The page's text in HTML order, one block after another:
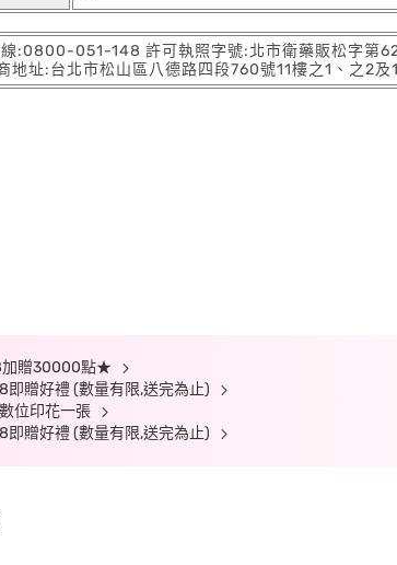
:0800-051-148 許可執照字號:北市衛藥販松字第
地址:台北市松山區八德路四段760號11樓之1、之2
贈30000點★
贈好禮 (數量有限,送完為止)
位印花一張
贈好禮 (數量有限,送完為止)